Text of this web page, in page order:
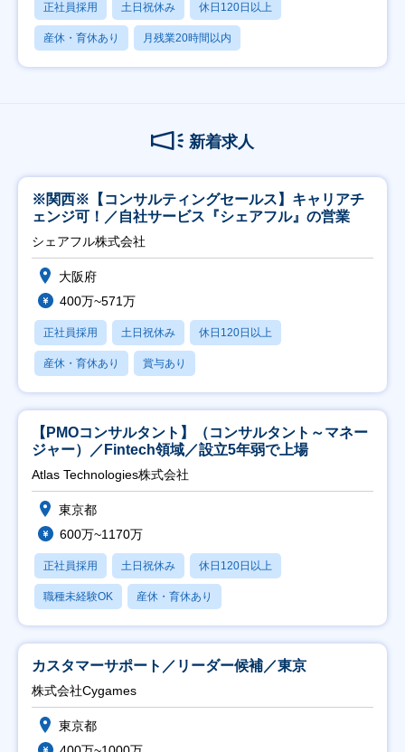
正社員採用 土日祝休み 休日120日以上
産休・育休あり 月残業20時間以内
新着求人
※関西※【コンサルティングセールス】キャリアチ
ェンジ可！／自社サービス『シェアフル』の営業
シェアフル株式会社
大阪府
400万~571万
正社員採用 土日祝休み 休日120日以上
産休・育休あり 賞与あり
【PMOコンサルタント】（コンサルタント～マネー
ジャー）／Fintech領域／設立5年弱で上場
Atlas Technologies株式会社
東京都
600万~1170万
正社員採用 土日祝休み 休日120日以上
職種未経験OK 産休・育休あり
カスタマーサポート／リーダー候補／東京
株式会社Cygames
東京都